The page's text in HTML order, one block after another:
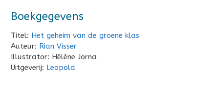
Boekgegevens
Titel: Het geheim van de groene klas
Auteur: Rian Visser
Illustrator: Hélène Jorna
Uitgeverij: Leopold